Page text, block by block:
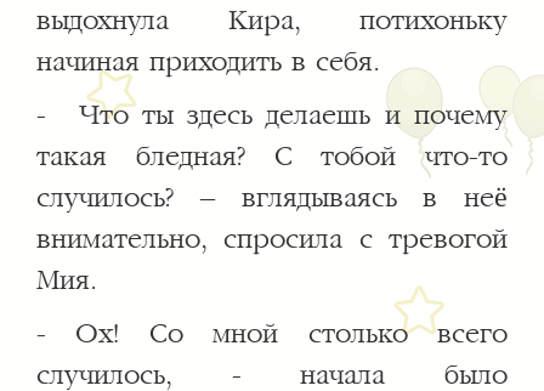
выдохнула Кира, потихоньку
начиная приходить в себя.
- Что ты здесь делаешь и почему
такая бледная? С тобой что-то
случилось? – вглядываясь в неё
внимательно, спросила с тревогой
Мия.
- Ох! Со мной столько всего
случилось, - начала было